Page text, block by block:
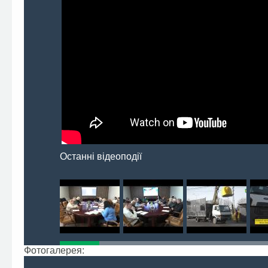
Останні відеоподії
Фотогалерея: